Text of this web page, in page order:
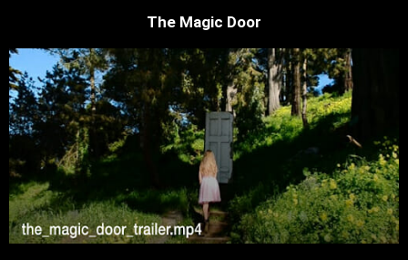
The Magic Door